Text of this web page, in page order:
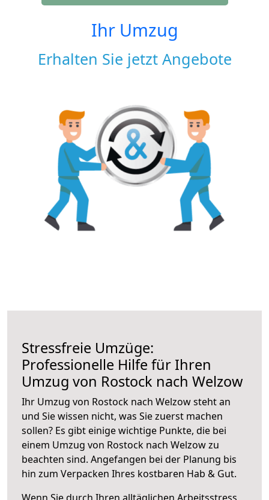
Ihr Umzug
Erhalten Sie jetzt Angebote
Stressfreie Umzüge:
Professionelle Hilfe für Ihren
Umzug von Rostock nach Welzow
Ihr Umzug von Rostock nach Welzow steht an
und Sie wissen nicht, was Sie zuerst machen
sollen? Es gibt einige wichtige Punkte, die bei
einem Umzug von Rostock nach Welzow zu
beachten sind. Angefangen bei der Planung bis
hin zum Verpacken Ihres kostbaren Hab & Gut.